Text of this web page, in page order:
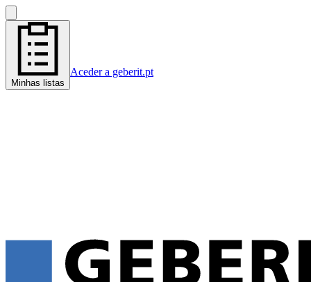
Minhas listas
Aceder a geberit.pt